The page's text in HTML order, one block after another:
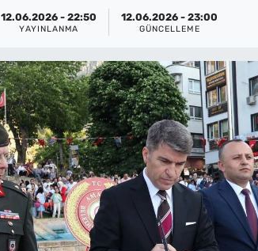
12.06.2026 - 22:50
YAYINLANMA
12.06.2026 - 23:00
GÜNCELLEME